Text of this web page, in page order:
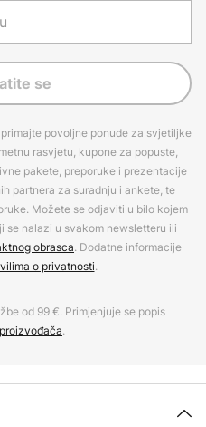
se
povoljne ponude za svjetiljke
rasvjetu, kupone za popuste,
pakete, preporuke i prezentacije
partnera za suradnju i ankete, te
Možete se odjaviti u bilo kojem
nalazi u svakom newsletteru ili
obrasca. Dodatne informacije
o privatnosti.
od 99 €. Primjenjuje se popis
.